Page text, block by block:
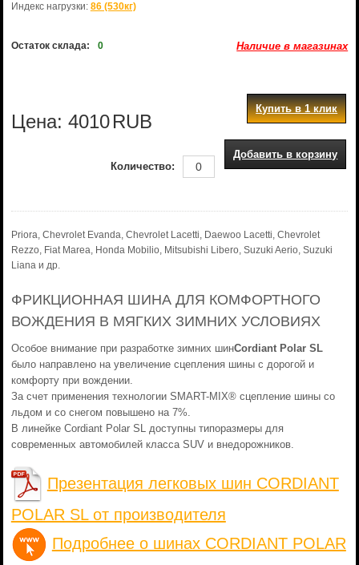
Индекс нагрузки: 86 (530кг)
Остаток склада: 0 Наличие в магазинах
Цена: 4010RUB
Купить в 1 клик
Добавить в корзину
Количество:
Priora, Chevrolet Evanda, Chevrolet Lacetti, Daewoo Lacetti, Chevrolet
Rezzo, Fiat Marea, Honda Mobilio, Mitsubishi Libero, Suzuki Aerio, Suzuki
Liana и др.
ФРИКЦИОННАЯ ШИНА ДЛЯ КОМФОРТНОГО
ВОЖДЕНИЯ В МЯГКИХ ЗИМНИХ УСЛОВИЯХ
Особое внимание при разработке зимних шинCordiant Polar SL
было направлено на увеличение сцепления шины с дорогой и
комфорту при вождении.
За счет применения технологии SMART-MIX® сцепление шины со
льдом и со снегом повышено на 7%.
В линейке Cordiant Polar SL доступны типоразмеры для
современных автомобилей класса SUV и внедорожников.
Презентация легковых шин CORDIANT
POLAR SL от производителя
Подробнее о шинах CORDIANT POLAR